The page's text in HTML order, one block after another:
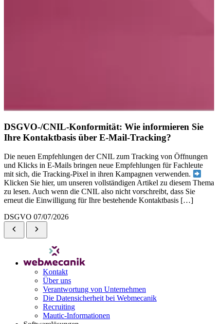
DSGVO-/CNIL-Konformität: Wie informieren Sie
Ihre Kontaktbasis über E-Mail-Tracking?
Die neuen Empfehlungen der CNIL zum Tracking von Öffnungen
und Klicks in E-Mails bringen neue Empfehlungen für Fachleute
mit sich, die Tracking-Pixel in ihren Kampagnen verwenden.
Klicken Sie hier, um unseren vollständigen Artikel zu diesem Thema
zu lesen. Auch wenn die CNIL also nicht vorschreibt, dass Sie
erneut die Einwilligung für Ihre bestehende Kontaktbasis […]
DSGVO 07/07/2026
Kontakt
Über uns
Verantwortung von Unternehmen
Die Datensicherheit bei Webmecanik
Recruiting
Mautic-Informationen